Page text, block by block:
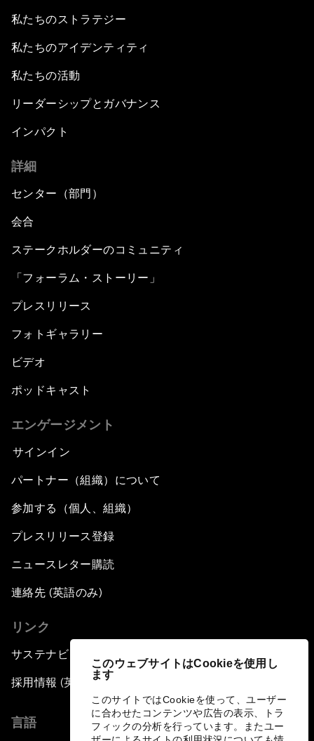
このウェブサイトはCookieを使用し
ます
このサイトではCookieを使って、ユーザー
に合わせたコンテンツや広告の表示、トラ
フィックの分析を行っています。またユー
私たちのストラテジー
私たちのアイデンティティ
私たちの活動
リーダーシップとガバナンス
インパクト
詳細
センター（部門）
会合
ステークホルダーのコミュニティ
「フォーラム・ストーリー」
プレスリリース
フォトギャラリー
ビデオ
ポッドキャスト
エンゲージメント
サインイン
パートナー（組織）について
参加する（個人、組織）
プレスリリース登録
ニュースレター購読
連絡先 (英語のみ)
リンク
サステナビリティへの取り組み
採用情報 (英語のみ)
言語